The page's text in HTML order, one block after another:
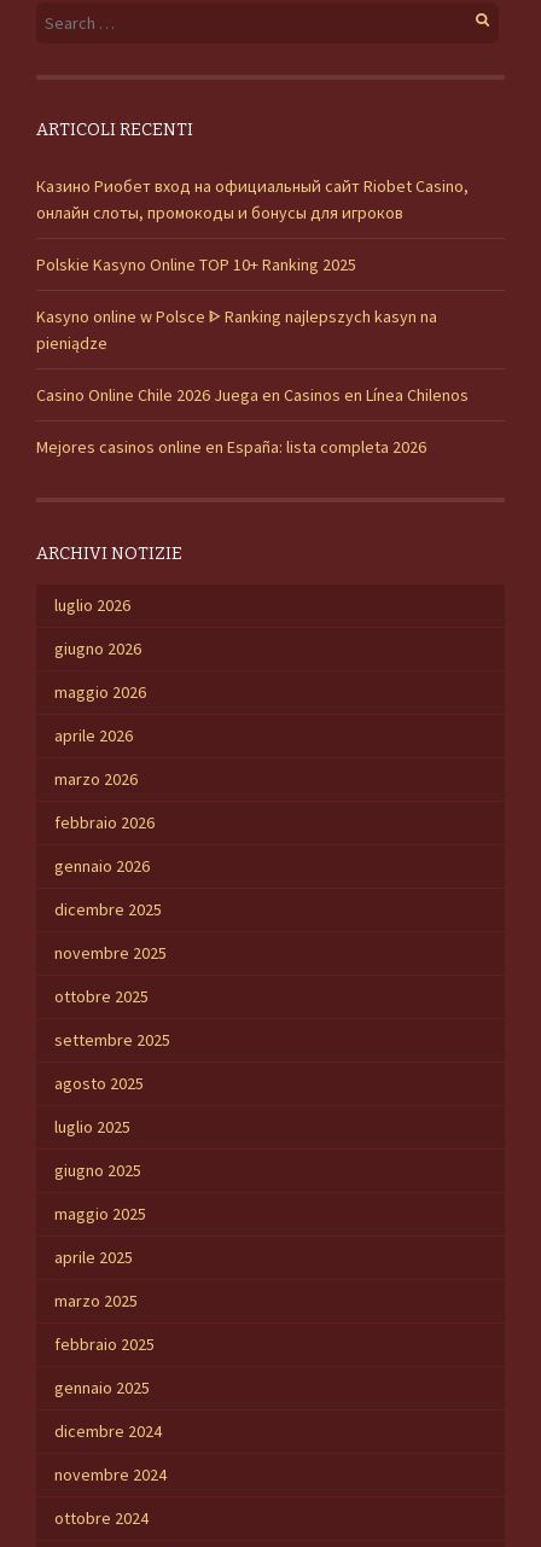
Search for:
ARTICOLI RECENTI
Казино Риобет вход на официальный сайт Riobet Casino,
онлайн слоты, промокоды и бонусы для игроков
Polskie Kasyno Online TOP 10+ Ranking 2025
Kasyno online w Polsce ᐈ Ranking najlepszych kasyn na
pieniądze
Casino Online Chile 2026 Juega en Casinos en Línea Chilenos
Mejores casinos online en España: lista completa 2026
ARCHIVI NOTIZIE
luglio 2026
giugno 2026
maggio 2026
aprile 2026
marzo 2026
febbraio 2026
gennaio 2026
dicembre 2025
novembre 2025
ottobre 2025
settembre 2025
agosto 2025
luglio 2025
giugno 2025
maggio 2025
aprile 2025
marzo 2025
febbraio 2025
gennaio 2025
dicembre 2024
novembre 2024
ottobre 2024